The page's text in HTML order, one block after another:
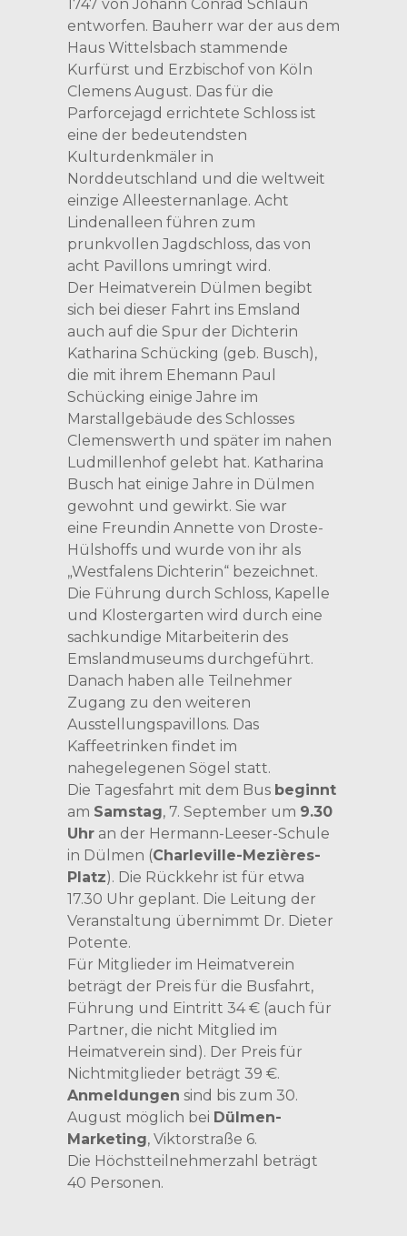
1747 von Johann Conrad Schlaun
entworfen. Bauherr war der aus dem
Haus Wittelsbach stammende
Kurfürst und Erzbischof von Köln
Clemens August. Das für die
Parforcejagd errichtete Schloss ist
eine der bedeutendsten
Kulturdenkmäler in
Norddeutschland und die weltweit
einzige Alleesternanlage. Acht
Lindenalleen führen zum
prunkvollen Jagdschloss, das von
acht Pavillons umringt wird.
Der Heimatverein Dülmen begibt
sich bei dieser Fahrt ins Emsland
auch auf die Spur der Dichterin
Katharina Schücking (geb. Busch),
die mit ihrem Ehemann Paul
Schücking einige Jahre im
Marstallgebäude des Schlosses
Clemenswerth und später im nahen
Ludmillenhof gelebt hat. Katharina
Busch hat einige Jahre in Dülmen
gewohnt und gewirkt. Sie war
eine Freundin Annette von Droste-
Hülshoffs und wurde von ihr als
„Westfalens Dichterin“ bezeichnet.
Die Führung durch Schloss, Kapelle
und Klostergarten wird durch eine
sachkundige Mitarbeiterin des
Emslandmuseums durchgeführt.
Danach haben alle Teilnehmer
Zugang zu den weiteren
Ausstellungspavillons. Das
Kaffeetrinken findet im
nahegelegenen Sögel statt.
Die Tagesfahrt mit dem Bus beginnt
am Samstag, 7. September um 9.30
Uhran der Hermann-Leeser-Schule
in Dülmen (Charleville-Mezières-
Platz). Die Rückkehr ist für etwa
17.30 Uhr geplant. Die Leitung der
Veranstaltung übernimmt Dr. Dieter
Potente.
Für Mitglieder im Heimatverein
beträgt der Preis für die Busfahrt,
Führung und Eintritt 34 € (auch für
Partner, die nicht Mitglied im
Heimatverein sind). Der Preis für
Nichtmitglieder beträgt 39 €.
Anmeldungen sind bis zum 30.
August möglich bei Dülmen-
Marketing, Viktorstraße 6.
Die Höchstteilnehmerzahl beträgt
40 Personen.